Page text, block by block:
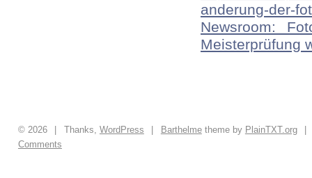
anderung-der-
Newsroom:
Meisterprüfung
© 2026 Thanks, WordPress Barthelmetheme by PlainTXT.org
Comments